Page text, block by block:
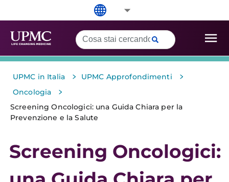
UPMC in Italia > UPMC Approfondimenti >
Oncologia >
Screening Oncologici: una Guida Chiara per la
Prevenzione e la Salute
Screening Oncologici: